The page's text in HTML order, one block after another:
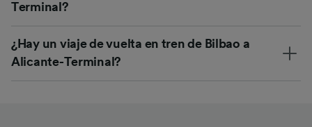
Terminal?
¿Hay un viaje de vuelta en tren de Bilbao a
Alicante-Terminal?